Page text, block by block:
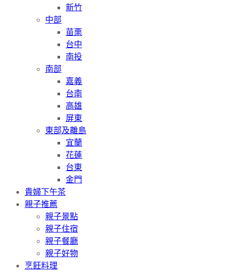
新竹
中部
苗栗
台中
南投
南部
嘉義
台南
高雄
屏東
東部及離島
宜蘭
花蓮
台東
金門
貴婦下午茶
親子推薦
親子景點
親子住宿
親子餐廳
親子好物
烹飪料理